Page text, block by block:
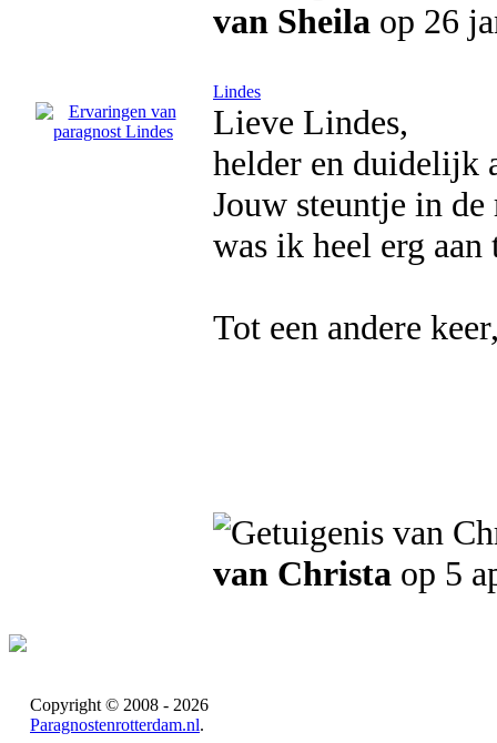
van Sheila op 26
Lindes
Lieve Lindes,
helder en duidelijk
Jouw steuntje in
was ik heel erg aan
Tot een andere
van Christa op 5
Copyright © 2008 - 2026
Paragnostenrotterdam.nl.